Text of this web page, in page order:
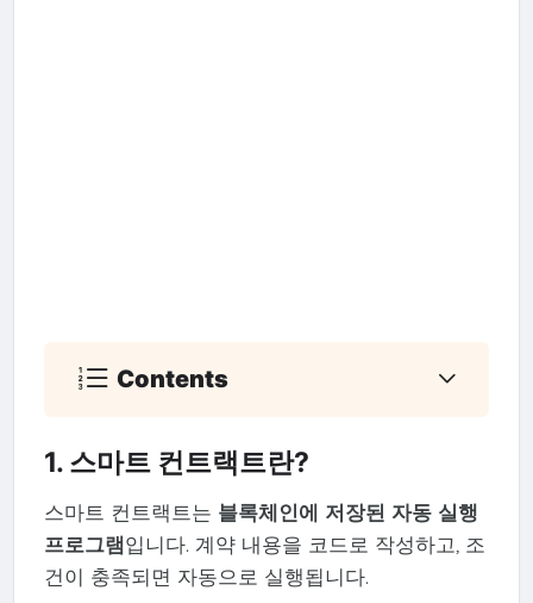
Contents
1. 스마트 컨트랙트란?
스마트 컨트랙트는 블록체인에 저장된 자동 실행
프로그램입니다. 계약 내용을 코드로 작성하고, 조
건이 충족되면 자동으로 실행됩니다.